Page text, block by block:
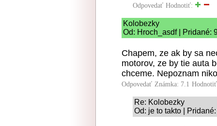
Odpovedať Hodnotiť:
Kolobezky
Od: Hroch_asdf | Pridané:
Chapem, ze ak by sa
motorov, ze by tie auta
chceme. Nepoznam
Odpovedať Známka: 7.1
Re: Kolobezky
Od: je to takto |